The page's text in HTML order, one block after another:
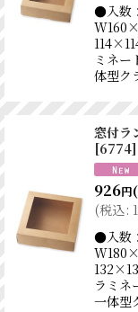
●入数
ミネ
体型ク
窓付ラ
[6774]
926円
(税込:
●入数
ラミネ
一体型